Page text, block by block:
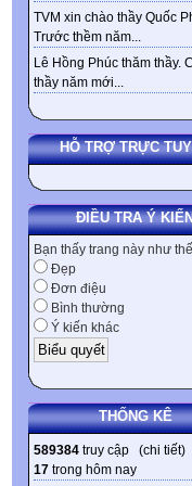
TVM xin chào thầy Quốc
Trước thềm năm...
Lê Hồng Phúc thăm thầy.
thầy năm mới...
HỖ TRỢ TRỰC
ĐIỀU TRA Ý
Bạn thấy trang này như
Đẹp
Đơn điệu
Bình thường
Ý kiến khác
THỐNG KÊ
589384 truy cập (chi tiết)
17 trong hôm nay